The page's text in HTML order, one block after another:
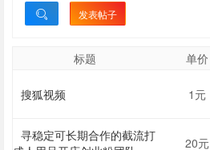
 发表帖子
标题 单价
搜狐视频 1元
寻稳定可长期合作的截流打
20元